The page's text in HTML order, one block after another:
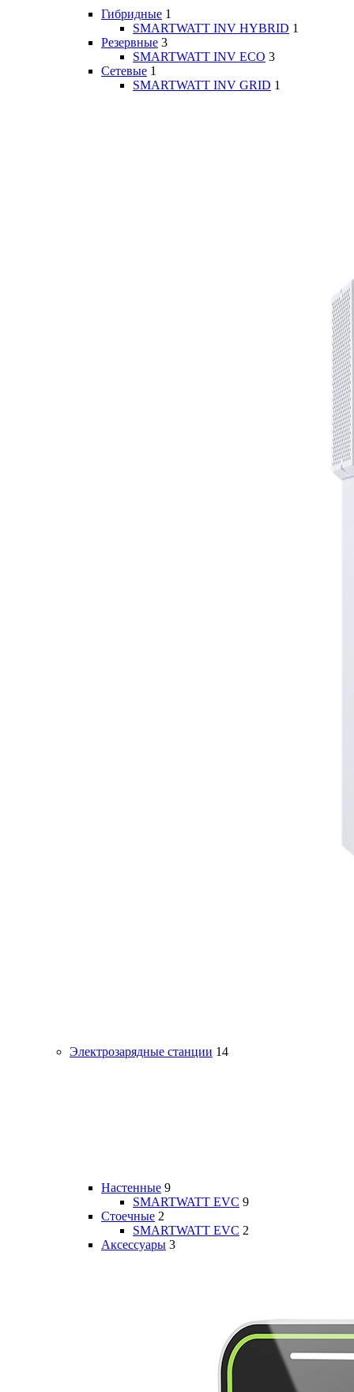
Гибридные 1
SMARTWATT INV HYBRID 1
Резервные 3
SMARTWATT INV ECO 3
Сетевые 1
SMARTWATT INV GRID 1
Электрозарядные станции 14
Настенные 9
SMARTWATT EVC 9
Стоечные 2
SMARTWATT EVC 2
Аксессуары 3